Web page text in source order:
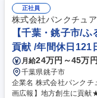
正社員
株式会社パンクチュ
【千葉・銚子市/
貢献 /年間休日121
月給24万円～45万円
千葉県銚子市
企業名 株式会社パンクチュアル 求人名 【千葉・銚子市/ふ
画広報】地方創生に貢献★/年間休日121日